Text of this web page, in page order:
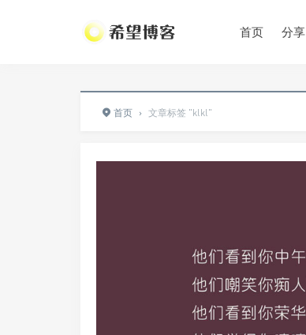
首页 分享
首页 › 文章标签 "klkl"